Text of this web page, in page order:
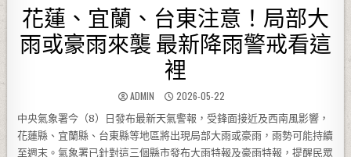
花蓮、宜蘭、台東注意！局部大
雨或豪雨來襲 最新降雨警戒看這
裡
AUTHOR:
ADMIN PUBLISHED DATE:
2026-05-22
中央氣象署今（8）日發布最新天氣警報，受鋒面接近及西南風影響，
花蓮縣、宜蘭縣、台東縣等地區將出現局部大雨或豪雨，雨勢可能持續
至週末。氣象署已針對這三個縣市發布大雨特報及豪雨特報，提醒民眾